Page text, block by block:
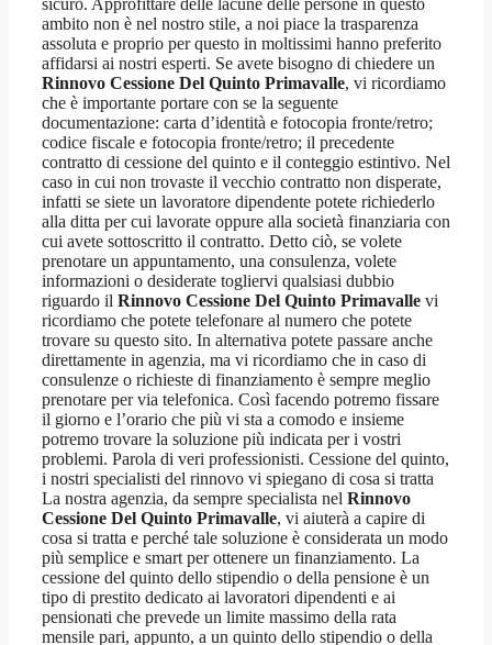
sicuro. Approfittare delle lacune delle persone in questo
ambito non è nel nostro stile, a noi piace la trasparenza
assoluta e proprio per questo in moltissimi hanno preferito
affidarsi ai nostri esperti. Se avete bisogno di chiedere un
Rinnovo Cessione Del Quinto Primavalle, vi ricordiamo
che è importante portare con se la seguente
documentazione: carta d’identità e fotocopia fronte/retro;
codice fiscale e fotocopia fronte/retro; il precedente
contratto di cessione del quinto e il conteggio estintivo. Nel
caso in cui non trovaste il vecchio contratto non disperate,
infatti se siete un lavoratore dipendente potete richiederlo
alla ditta per cui lavorate oppure alla società finanziaria con
cui avete sottoscritto il contratto. Detto ciò, se volete
prenotare un appuntamento, una consulenza, volete
informazioni o desiderate togliervi qualsiasi dubbio
riguardo il Rinnovo Cessione Del Quinto Primavalle vi
ricordiamo che potete telefonare al numero che potete
trovare su questo sito. In alternativa potete passare anche
direttamente in agenzia, ma vi ricordiamo che in caso di
consulenze o richieste di finanziamento è sempre meglio
prenotare per via telefonica. Così facendo potremo fissare
il giorno e l’orario che più vi sta a comodo e insieme
potremo trovare la soluzione più indicata per i vostri
problemi. Parola di veri professionisti. Cessione del quinto,
i nostri specialisti del rinnovo vi spiegano di cosa si tratta
La nostra agenzia, da sempre specialista nel Rinnovo
Cessione Del Quinto Primavalle, vi aiuterà a capire di
cosa si tratta e perché tale soluzione è considerata un modo
più semplice e smart per ottenere un finanziamento. La
cessione del quinto dello stipendio o della pensione è un
tipo di prestito dedicato ai lavoratori dipendenti e ai
pensionati che prevede un limite massimo della rata
mensile pari, appunto, a un quinto dello stipendio o della